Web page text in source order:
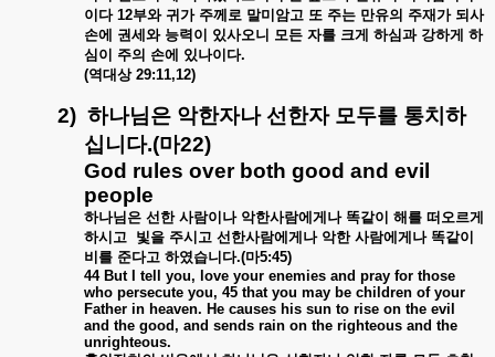
이다12부와 귀가 주께로 말미암고 또 주는 만유의 주재가 되사
손에 권세와 능력이 있사오니 모든 자를 크게 하심과 강하게 하
심이
주의 손에 있나이다.
(역대상 29:11,12)
2) 하나님은 악한자나 선한자 모두를 통치하
십니다.(마22)
God rules over both good and evil
people
하나님은 선한 사람이나 악한사람에게나 똑같이 해를 떠오르게
하시고 빛을 주시고 선한사람에게나 악한 사람에게나 똑같이
비를 준다고 하였습니다.(마5:45)
44 But I tell you, love your enemies and pray for those
who persecute you, 45 that you may be children of your
Father in heaven. He causes his sun to rise on the evil
and the good, and sends rain on the righteous and the
unrighteous.